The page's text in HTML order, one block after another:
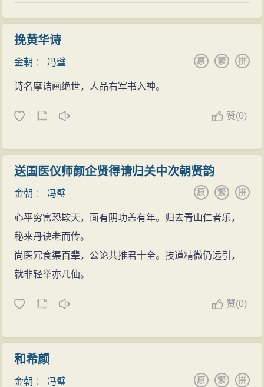
挽黄华诗
金朝 ： 冯璧 拼
繁
原
诗名摩诘画绝世，人品右军书入神。
赞(0)
送国医仪师颜企贤得请归关中次朝贤韵
金朝 ： 冯璧 拼
繁
原
心平穷富恐欺天，面有阴功盖有年。归去青山仁者乐，
秘来丹诀老而传。
尚医冗食渠百辈，公论共推君十全。技道精微仍远引，
就非轻举亦几仙。
赞(0)
和希颜
金朝 ： 冯璧 拼
繁
原